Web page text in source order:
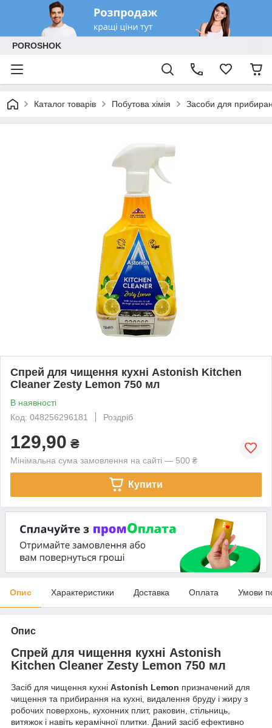
POROSHOK
Каталог товарів Побутова хімія Засоби для
Спрей для чищення кухні Astonish Kitchen
Cleaner Zesty Lemon 750 мл
В наявності
Код: 048256296181
Роздріб
129,90 ₴
Мінімальна сума замовлення на сайті — 500 ₴
Купити
Опис Характеристики Доставка Оплата Умови
Опис
Спрей для чищення кухні Astonish
Kitchen Cleaner Zesty Lemon 750 мл
Засіб для чищення кухні Astonish Lemon призначений для
чищення та прибирання на кухні, видалення бруду і жиру з
робочих поверхонь, кухонних плит, раковин, стільниць,
витяжок і навіть керамічної плитки. Даний засіб ефективно